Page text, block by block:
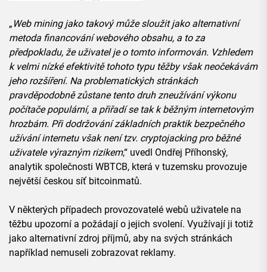
„ Web mining jako takový může sloužit jako alternativní
metoda financování webového obsahu, a to za
předpokladu, že uživatel je o tomto informován. Vzhledem
k velmi nízké efektivitě tohoto typu těžby však neočekávám
jeho rozšíření. Na problematických stránkách
pravděpodobně zůstane tento druh zneužívání výkonu
počítače populární, a přiřadí se tak k běžným internetovým
hrozbám. Při dodržování základních praktik bezpečného
užívání internetu však není tzv. cryptojacking pro běžné
uživatele výrazným rizikem,“ uvedl Ondřej Příhonský,
analytik společnosti WBTCB, která v tuzemsku provozuje
největší českou síť bitcoinmatů.
V některých případech provozovatelé webů uživatele na
těžbu upozorní a požádají o jejich svolení. Využívají ji totiž
jako alternativní zdroj příjmů, aby na svých stránkách
například nemuseli zobrazovat reklamy.